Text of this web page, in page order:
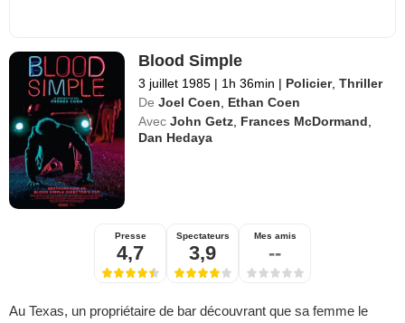
Blood Simple
3 juillet 1985 | 1h 36min | Policier,Thriller
De Joel Coen
Ethan Coen
Avec John Getz Frances McDormand
Dan Hedaya
Presse
4,7
Spectateurs
3,9
Mes amis
--
Au Texas, un propriétaire de bar découvrant que sa femme le